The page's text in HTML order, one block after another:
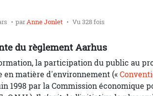
parAnne Jonlet Vu 328 fois
du règlement Aarhus
la participation du public au
matière d'environnement («
1998 par la Commission économique